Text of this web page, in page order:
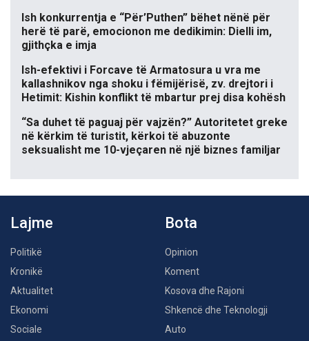
Ish konkurrentja e “Për’Puthen” bëhet nënë për
herë të parë, emocionon me dedikimin: Dielli im,
gjithçka e imja
Ish-efektivi i Forcave të Armatosura u vra me
kallashnikov nga shoku i fëmijërisë, zv. drejtori i
Hetimit: Kishin konflikt të mbartur prej disa kohësh
“Sa duhet të paguaj për vajzën?” Autoritetet greke
në kërkim të turistit, kërkoi të abuzonte
seksualisht me 10-vjeçaren në një biznes familjar
Lajme
Politikë
Kronikë
Aktualitet
Ekonomi
Sociale
Bota
Opinion
Koment
Kosova dhe Rajoni
Shkencë dhe Teknologji
Auto